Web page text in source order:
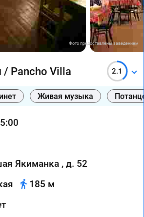
Фото предоставлены заведением
/ Pancho Villa 2.1
Живая музыка
Якиманка , д. 52
185 м